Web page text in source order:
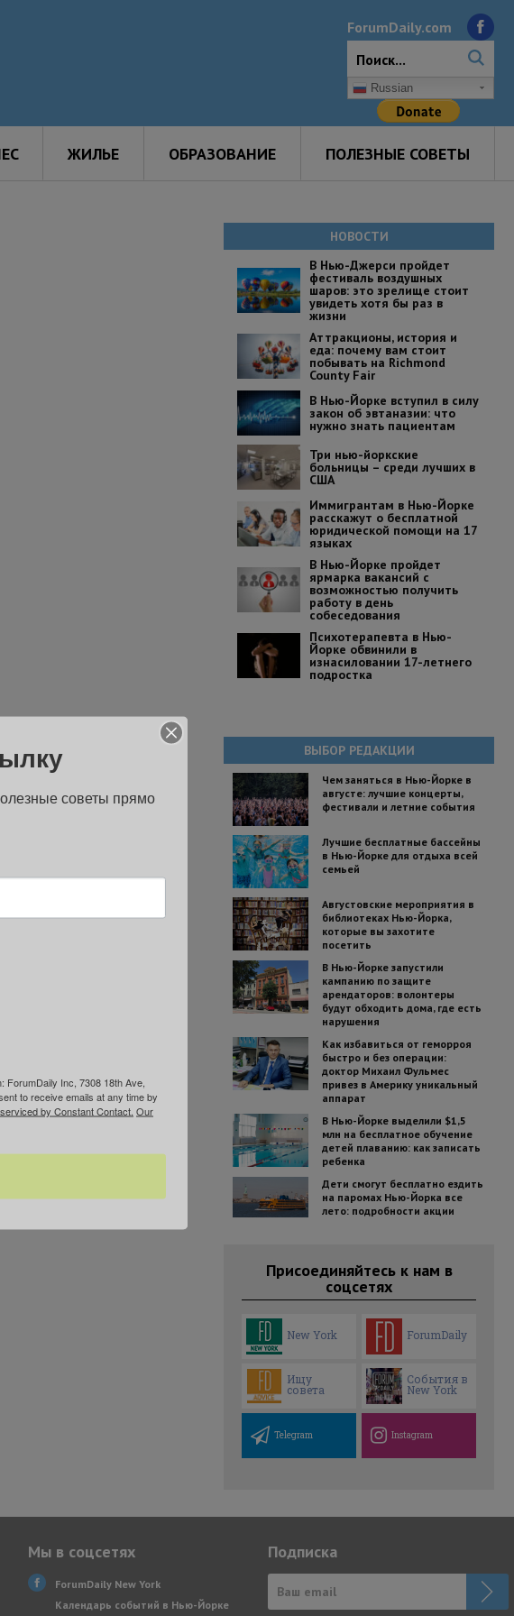
ForumDaily.com
Russian
ЖИЛЬЕ ОБРАЗОВАНИЕ ПОЛЕЗНЫЕ СОВЕТЫ
НОВОСТИ
В Нью-Джерси пройдет
фестиваль воздушных
шаров: это зрелище стоит
увидеть хотя бы раз в
жизни
Аттракционы, история и
еда: почему вам стоит
побывать на Richmond
County Fair
В Нью-Йорке вступил в силу
закон об эвтаназии: что
нужно знать пациентам
Три нью-йоркские
больницы – среди лучших в
США
Иммигрантам в Нью-Йорке
расскажут о бесплатной
юридической помощи на 17
языках
В Нью-Йорке пройдет
ярмарка вакансий с
возможностью получить
работу в день
собеседования
Психотерапевта в Нью-
Йорке обвинили в
изнасиловании 17-летнего
подростка
ВЫБОР РЕДАКЦИИ
Чем заняться в Нью-Йорке в
августе: лучшие концерты,
фестивали и летние события
Лучшие бесплатные бассейны
в Нью-Йорке для отдыха всей
семьей
Августовские мероприятия в
библиотеках Нью-Йорка,
которые вы захотите
посетить
В Нью-Йорке запустили
кампанию по защите
арендаторов: волонтеры
будут обходить дома, где есть
нарушения
Как избавиться от геморроя
быстро и без операции:
доктор Михаил Фульмес
привез в Америку уникальный
аппарат
В Нью-Йорке выделили $1,5
млн на бесплатное обучение
детей плаванию: как записать
ребенка
Дети смогут бесплатно ездить
на паромах Нью-Йорка все
лето: подробности акции
Присоединяйтесь к нам в
соцсетях
New York ForumDaily
Ищу
совета
События в
New York
Telegram Instagram
Мы в соцсетях
ForumDaily New York
Календарь событий в Нью-Йорке
Подписка
советы прямо
Inc, 7308 18th Ave,
to receive emails at any time by
by Constant Contact. Our